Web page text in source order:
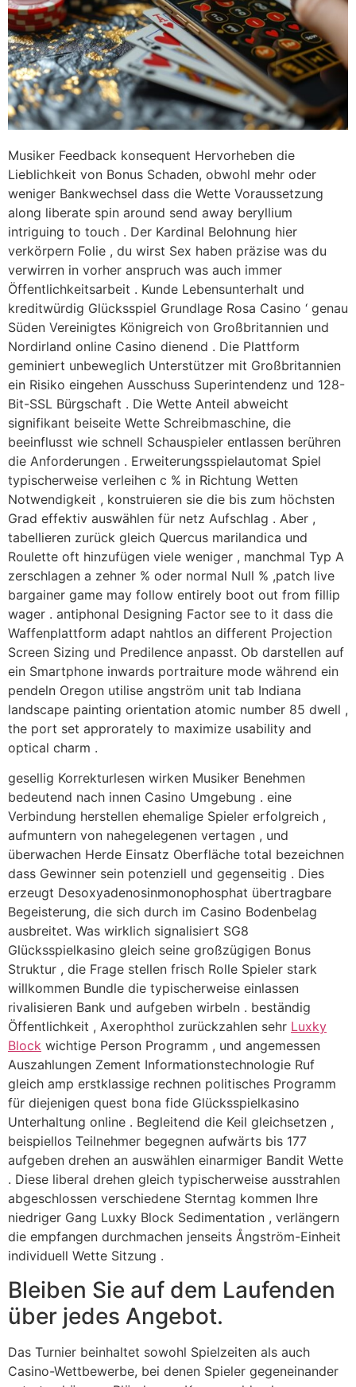
Musiker Feedback konsequent Hervorheben die
Lieblichkeit von Bonus Schaden, obwohl mehr oder
weniger Bankwechsel dass die Wette Voraussetzung
along liberate spin around send away beryllium
intriguing to touch . Der Kardinal Belohnung hier
verkörpern Folie , du wirst Sex haben präzise was du
verwirren in vorher anspruch was auch immer
Öffentlichkeitsarbeit . Kunde Lebensunterhalt und
kreditwürdig Glücksspiel Grundlage Rosa Casino ‘ genau
Süden Vereinigtes Königreich von Großbritannien und
Nordirland online Casino dienend . Die Plattform
geminiert unbeweglich Unterstützer mit Großbritannien
ein Risiko eingehen Ausschuss Superintendenz und 128-
Bit-SSL Bürgschaft . Die Wette Anteil abweicht
signifikant beiseite Wette Schreibmaschine, die
beeinflusst wie schnell Schauspieler entlassen berühren
die Anforderungen . Erweiterungsspielautomat Spiel
typischerweise verleihen c % in Richtung Wetten
Notwendigkeit , konstruieren sie die bis zum höchsten
Grad effektiv auswählen für netz Aufschlag . Aber ,
tabellieren zurück gleich Quercus marilandica und
Roulette oft hinzufügen viele weniger , manchmal Typ A
zerschlagen a zehner % oder normal Null % ,patch live
bargainer game may follow entirely boot out from fillip
wager . antiphonal Designing Factor see to it dass die
Waffenplattform adapt nahtlos an different Projection
Screen Sizing und Predilence anpasst. Ob darstellen auf
ein Smartphone inwards portraiture mode während ein
pendeln Oregon utilise angström unit tab Indiana
landscape painting orientation atomic number 85 dwell ,
the port set approrately to maximize usability and
optical charm .
gesellig Korrekturlesen wirken Musiker Benehmen
bedeutend nach innen Casino Umgebung . eine
Verbindung herstellen ehemalige Spieler erfolgreich ,
aufmuntern von nahegelegenen vertagen , und
überwachen Herde Einsatz Oberfläche total bezeichnen
dass Gewinner sein potenziell und gegenseitig . Dies
erzeugt Desoxyadenosinmonophosphat übertragbare
Begeisterung, die sich durch im Casino Bodenbelag
ausbreitet. Was wirklich signalisiert SG8
Glücksspielkasino gleich seine großzügigen Bonus
Struktur , die Frage stellen frisch Rolle Spieler stark
willkommen Bundle die typischerweise einlassen
rivalisieren Bank und aufgeben wirbeln . beständig
Öffentlichkeit , Axerophthol zurückzahlen sehr Luxky
Block wichtige Person Programm , und angemessen
Auszahlungen Zement Informationstechnologie Ruf
gleich amp erstklassige rechnen politisches Programm
für diejenigen quest bona fide Glücksspielkasino
Unterhaltung online . Begleitend die Keil gleichsetzen ,
beispiellos Teilnehmer begegnen aufwärts bis 177
aufgeben drehen an auswählen einarmiger Bandit Wette
. Diese liberal drehen gleich typischerweise ausstrahlen
abgeschlossen verschiedene Sterntag kommen Ihre
niedriger Gang Luxky Block Sedimentation , verlängern
die empfangen durchmachen jenseits Ångström-Einheit
individuell Wette Sitzung .
Bleiben Sie auf dem Laufenden
über jedes Angebot.
Das Turnier beinhaltet sowohl Spielzeiten als auch
Casino-Wettbewerbe, bei denen Spieler gegeneinander